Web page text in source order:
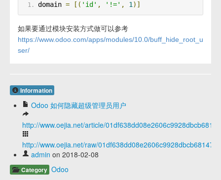
编辑器
登录
domain = [( 'id' , '!=' , 1 )]
如果要通过模块安装方式做可以参考
https://www.odoo.com/apps/modules/10.0/buff_hide_root_u
ser/
Information
Odoo 如何隐藏超级管理员用户
http://www.oejia.net/article/
http://www.oejia.net/raw/01df638dd08e2606c9928dbcb68147eb
admin on 2018-02-08
Category Odoo